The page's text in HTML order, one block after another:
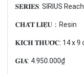
𝐒𝐄𝐑𝐈𝐄𝐒: SIRIUS
𝐂𝐇𝐀̂́𝐓 𝐋𝐈𝐄̣̂𝐔：Resin
𝐊𝐈́𝐂𝐇 𝐓𝐇𝐔̛𝐎̛́𝐂: 14 x 9
𝐆𝐈𝐀́: 4.950.000₫